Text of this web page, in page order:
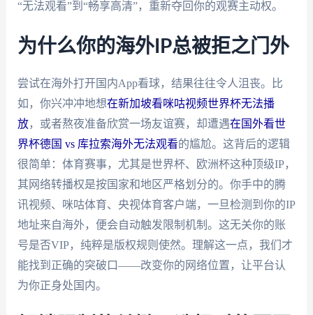
“无法观看”到“畅享高清”，重新夺回你的观赛主动权。
为什么你的海外IP总被拒之门外
尝试在海外打开国内App看球，结果往往令人沮丧。比
如，你兴冲冲地想在新加坡看咪咕视频世界杯无法播
放，或者熬夜准备欣赏一场友谊赛，却遭遇在国外看世
界杯德国 vs 库拉索海外无法观看的尴尬。这背后的逻辑
很简单：体育赛事，尤其是世界杯、欧洲杯这种顶级IP，
其网络转播权是按国家和地区严格划分的。你手中的腾
讯视频、咪咕体育、央视体育客户端，一旦检测到你的IP
地址来自海外，便会自动触发限制机制。这无关你的账
号是否VIP，纯粹是版权规则使然。理解这一点，我们才
能找到正确的突破口——改变你的网络位置，让平台认
为你正身处国内。